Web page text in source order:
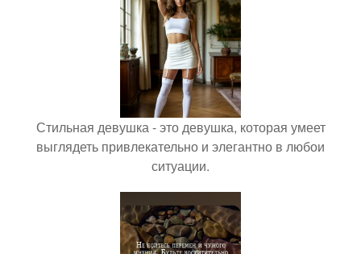
Стильная девушка - это девушка, которая умеет
выглядеть привлекательно и элегантно в любои
ситуации.